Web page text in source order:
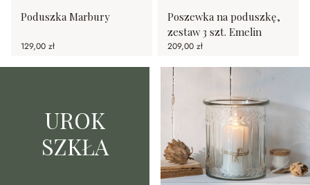
Poduszka Marbury
129,00 zł
Poszewka na poduszkę,
zestaw 3 szt. Emelin
209,00 zł
UROK
SZKŁA